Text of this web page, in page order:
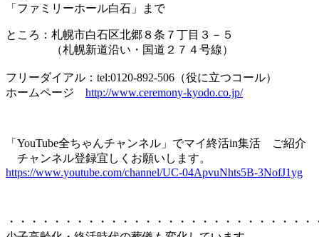
「ファミリーホール白石」まで
ところ：札幌市白石区北郷８条７丁目３－５
（札幌新道沿い・国道２７４号線）
フリーダイアル：tel:0120-892-506（役に立つコール）
ホームページ http://www.ceremony-kyodo.co.jp/
「YouTube全ちゃんチャンネル」でマイ終活in集活 ご紹介
チャンネル登録宜しくお願いします。
https://www.youtube.com/channel/UC-04ApvuNhts5B-3NofJ1yg
・・・・・・・・・・・・・・・・・・・・・・・・・・・